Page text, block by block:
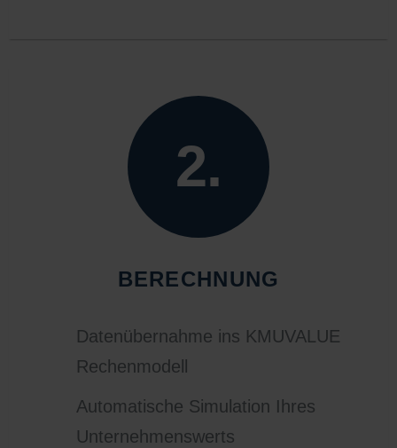
2.
BERECHNUNG
Datenübernahme ins KMUVALUE
Rechenmodell
Automatische Simulation Ihres
Unternehmenswerts